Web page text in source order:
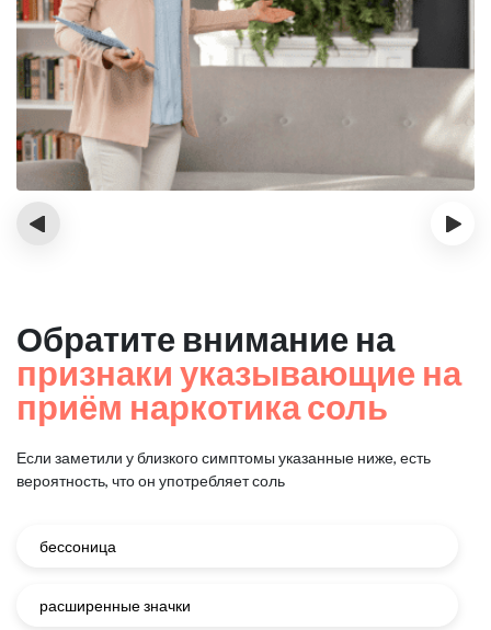
‹ ›
Обратите внимание на
признаки указывающие на
приём наркотика соль
Если заметили у близкого симптомы указанные ниже, есть
вероятность, что он употребляет соль
бессоница
расширенные значки